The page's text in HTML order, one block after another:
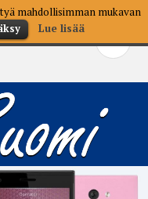
mahdollisimman mukavan
Lue lisää